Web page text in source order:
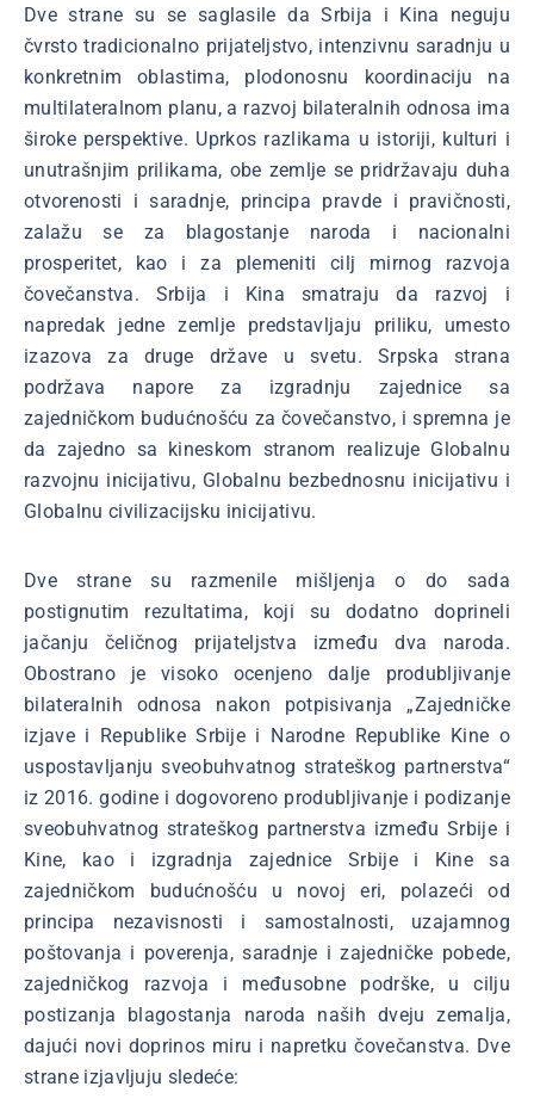
Dve strane su se saglasile da Srbija i Kina neguju
čvrsto tradicionalno prijateljstvo, intenzivnu saradnju u
konkretnim oblastima, plodonosnu koordinaciju na
multilateralnom planu, a razvoj bilateralnih odnosa ima
široke perspektive. Uprkos razlikama u istoriji, kulturi i
unutrašnjim prilikama, obe zemlje se pridržavaju duha
otvorenosti i saradnje, principa pravde i pravičnosti,
zalažu se za blagostanje naroda i nacionalni
prosperitet, kao i za plemeniti cilj mirnog razvoja
čovečanstva. Srbija i Kina smatraju da razvoj i
napredak jedne zemlje predstavljaju priliku, umesto
izazova za druge države u svetu. Srpska strana
podržava napore za izgradnju zajednice sa
zajedničkom budućnošću za čovečanstvo, i spremna je
da zajedno sa kineskom stranom realizuje Globalnu
razvojnu inicijativu, Globalnu bezbednosnu inicijativu i
Globalnu civilizacijsku inicijativu.
Dve strane su razmenile mišljenja o do sada
postignutim rezultatima, koji su dodatno doprineli
jačanju čeličnog prijateljstva između dva naroda.
Obostrano je visoko ocenjeno dalje produbljivanje
bilateralnih odnosa nakon potpisivanja „Zajedničke
izjave i Republike Srbije i Narodne Republike Kine o
uspostavljanju sveobuhvatnog strateškog partnerstva“
iz 2016. godine i dogovoreno produbljivanje i podizanje
sveobuhvatnog strateškog partnerstva između Srbije i
Kine, kao i izgradnja zajednice Srbije i Kine sa
zajedničkom budućnošću u novoj eri, polazeći od
principa nezavisnosti i samostalnosti, uzajamnog
poštovanja i poverenja, saradnje i zajedničke pobede,
zajedničkog razvoja i međusobne podrške, u cilju
postizanja blagostanja naroda naših dveju zemalja,
dajući novi doprinos miru i napretku čovečanstva. Dve
strane izjavljuju sledeće: